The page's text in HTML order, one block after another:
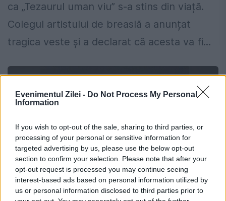
Evenimentul Zilei - Do Not Process My Personal
Information
If you wish to opt-out of the sale, sharing to third parties, or
processing of your personal or sensitive information for
targeted advertising by us, please use the below opt-out
section to confirm your selection. Please note that after your
opt-out request is processed you may continue seeing
interest-based ads based on personal information utilized by
us or personal information disclosed to third parties prior to
ca „Tezaurul uman viu” s-a stins din viață.
Colegul artistului de breaslă a anunțat
tragica veste și a declarat că acesta va fi...